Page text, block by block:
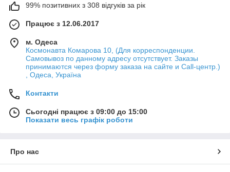
99% позитивних з 308 відгуків за рік
Працює з 12.06.2017
м. Одеса
Космонавта Комарова 10, (Для корреспонденции.
Самовывоз по данному адресу отсутствует. Заказы
принимаются через форму заказа на сайте и Call-центр.)
, Одеса, Україна
Контакти
Сьогодні працює з 09:00 до 15:00
Показати весь графік роботи
Про нас